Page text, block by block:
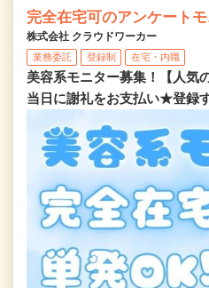
完全在宅可のアンケート
株式会社 クラウドワーカー
業務委託 登録制 在宅・内職
美容系モニター募集！【人気
当日に謝礼をお支払い★登録